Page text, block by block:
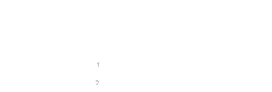
1
2